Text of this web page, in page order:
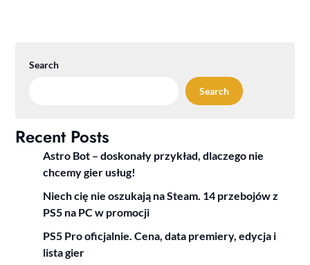
Search
Search
Recent Posts
Astro Bot – doskonały przykład, dlaczego nie
chcemy gier usług!
Niech cię nie oszukają na Steam. 14 przebojów z
PS5 na PC w promocji
PS5 Pro oficjalnie. Cena, data premiery, edycja i
lista gier